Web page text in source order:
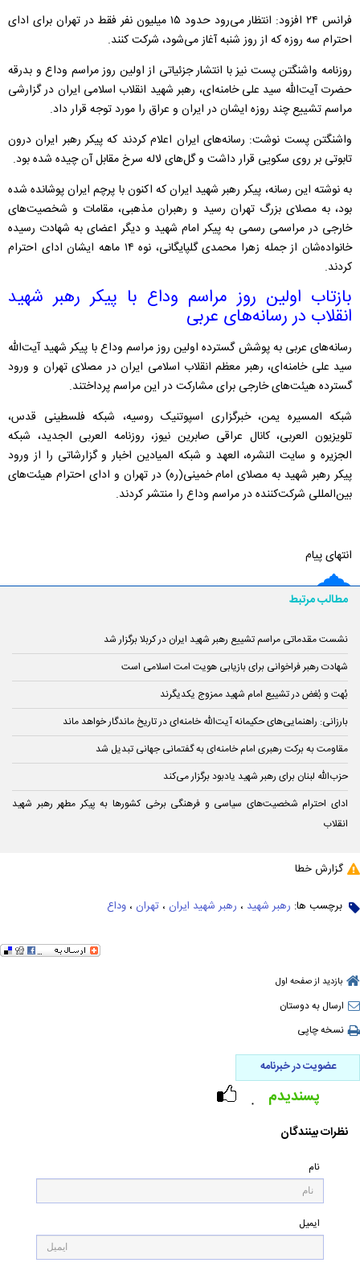
فرانس ۲۴ افزود: انتظار می‌رود حدود ۱۵ میلیون نفر فقط در تهران برای ادای
احترام سه روزه که از روز شنبه آغاز می‌شود، شرکت کنند.
روزنامه واشنگتن پست نیز با انتشار جزئیاتی از اولین روز مراسم وداع و بدرقه
حضرت آیت‌الله سید علی خامنه‌ای، رهبر شهید انقلاب اسلامی ایران در گزارشی
مراسم تشییع چند روزه ایشان در ایران و عراق را مورد توجه قرار داد.
واشنگتن پست نوشت: رسانه‌های ایران اعلام کردند که پیکر رهبر ایران درون
تابوتی بر روی سکویی قرار داشت و گل‌های لاله سرخ مقابل آن چیده شده بود.
به نوشته این رسانه، پیکر رهبر شهید ایران که اکنون با پرچم ایران پوشانده شده
بود، به مصلای بزرگ تهران رسید و رهبران مذهبی، مقامات و شخصیت‌های
خارجی در مراسمی رسمی به پیکر امام شهید و دیگر اعضای به شهادت رسیده
خانواده‌شان از جمله زهرا محمدی گلپایگانی، نوه ۱۴ ماهه ایشان ادای احترام
کردند.
بازتاب اولین روز مراسم وداع با پیکر رهبر شهید
انقلاب در رسانه‌های عربی
رسانه‌های عربی به پوشش گسترده اولین روز مراسم وداع با پیکر شهید آیت‌الله
سید علی خامنه‌ای، رهبر معظم انقلاب اسلامی ایران در مصلای تهران و ورود
گسترده هیئت‌های خارجی برای مشارکت در این مراسم پرداختند.
شبکه المسیره یمن، خبرگزاری اسپوتنیک روسیه، شبکه فلسطینی قدس،
تلویزیون العربی، کانال عراقی صابرین نیوز، روزنامه العربی الجدید، شبکه
الجزیره و سایت النشره، العهد و شبکه المیادین اخبار و گزارشاتی را از ورود
پیکر رهبر شهید به مصلای امام خمینی(ره) در تهران و ادای احترام هیئت‌های
بین‌المللی شرکت‌کننده در مراسم وداع را منتشر کردند.
انتهای پیام
مطالب مرتبط
نشست مقدماتی مراسم تشییع رهبر شهید ایران در کربلا برگزار شد
شهادت رهبر فراخوانی برای بازیابی هویت امت اسلامی است
بُهت و بُغض در تشییع امام شهید ممزوج یکدیگرند
بارزانی: راهنمایی‌های حکیمانه آیت‌الله خامنه‌ای در تاریخ ماندگار خواهد ماند
مقاومت به برکت رهبری امام خامنه‌ای به گفتمانی جهانی تبدیل شد
حزب‌الله لبنان برای رهبر شهید یادبود برگزار می‌کند
ادای احترام شخصیت‌های سیاسی و فرهنگی برخی کشورها به پیکر مطهر رهبر شهید
انقلاب
گزارش خطا
برچسب ها: رهبر شهید ، رهبر شهید ایران ، تهران ، وداع
بازدید از صفحه اول
ارسال به دوستان
نسخه چاپی
عضویت در خبرنامه
۰ پسندیدم
نظرات بینندگان
نام
ایمیل